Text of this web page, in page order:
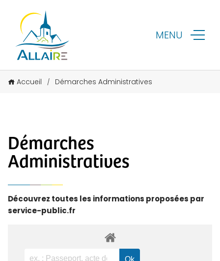
MENU
Accueil / Démarches Administratives
Démarches
Administratives
Découvrez toutes les informations proposées par
service-public.fr